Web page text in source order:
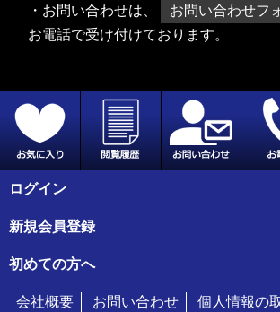
・お問い合わせは、
お問い合わせフ
お電話で受け付けております。
ログイン
新規会員登録
初めての方へ
会社概要 お問い合わせ
個人情報の